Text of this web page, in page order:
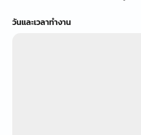
วันและเวลาทำงาน